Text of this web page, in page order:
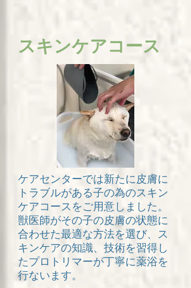
​スキンケアコース
ケアセンターでは新たに皮膚に
トラブルがある子の為のスキン
ケアコースをご用意しました。
​獣医師がその子の皮膚の状態に
合わせた最適な方法を選び、ス
キンケアの知識、技術を習得し
たプロトリマーが丁寧に薬浴を
行ないます。